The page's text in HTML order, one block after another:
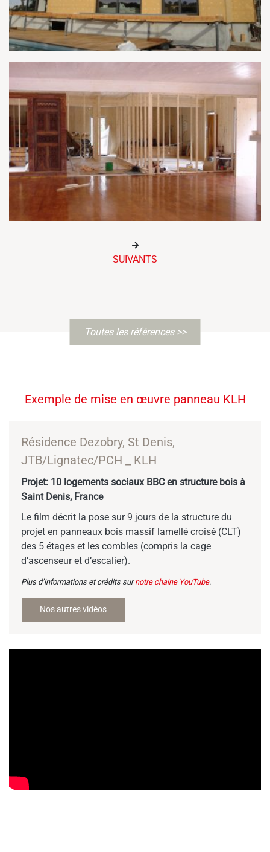
SUIVANTS
Toutes les références >>
Exemple de mise en œuvre panneau KLH
Résidence Dezobry, St Denis,
JTB/Lignatec/PCH _ KLH
Projet: 10 logements sociaux BBC en structure bois à
Saint Denis, France
Le film décrit la pose sur 9 jours de la structure du
projet en panneaux bois massif lamellé croisé (CLT)
des 5 étages et les combles (compris la cage
d’ascenseur et d’escalier).
Plus d’informations et crédits surnotre chaine YouTube.
Nos autres vidéos